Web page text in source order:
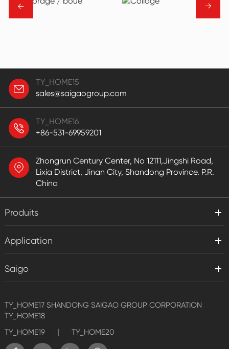
→ →
TY_HOME15
sales@saigaogroup.com
TY_HOME16
+86-531-69959201
Zhongrun Century Center, No 12111,Jingshi Road,
Lixia District, Jinan City, Shandong Province. P.R.
China
Produits
Application
Saigo
TY_HOME17 SHANDONG SAIGAO GROUP CORPORATION
TY_HOME18
TY_HOME19
| TY_HOME20